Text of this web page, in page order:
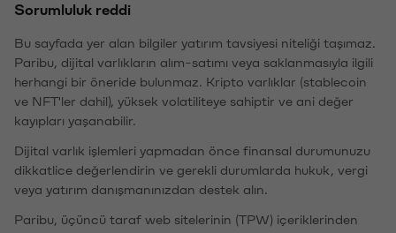
Sorumluluk reddi
Bu sayfada yer alan bilgiler yatırım tavsiyesi niteliği taşımaz.
Paribu, dijital varlıkların alım-satımı veya saklanmasıyla ilgili
herhangi bir öneride bulunmaz. Kripto varlıklar (stablecoin
ve NFT'ler dahil), yüksek volatiliteye sahiptir ve ani değer
kayıpları yaşanabilir.
Dijital varlık işlemleri yapmadan önce finansal durumunuzu
dikkatlice değerlendirin ve gerekli durumlarda hukuk, vergi
veya yatırım danışmanınızdan destek alın.
Paribu, üçüncü taraf web sitelerinin (TPW) içeriklerinden